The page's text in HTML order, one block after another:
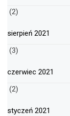
(2)
sierpień 2021
(3)
czerwiec 2021
(2)
styczeń 2021